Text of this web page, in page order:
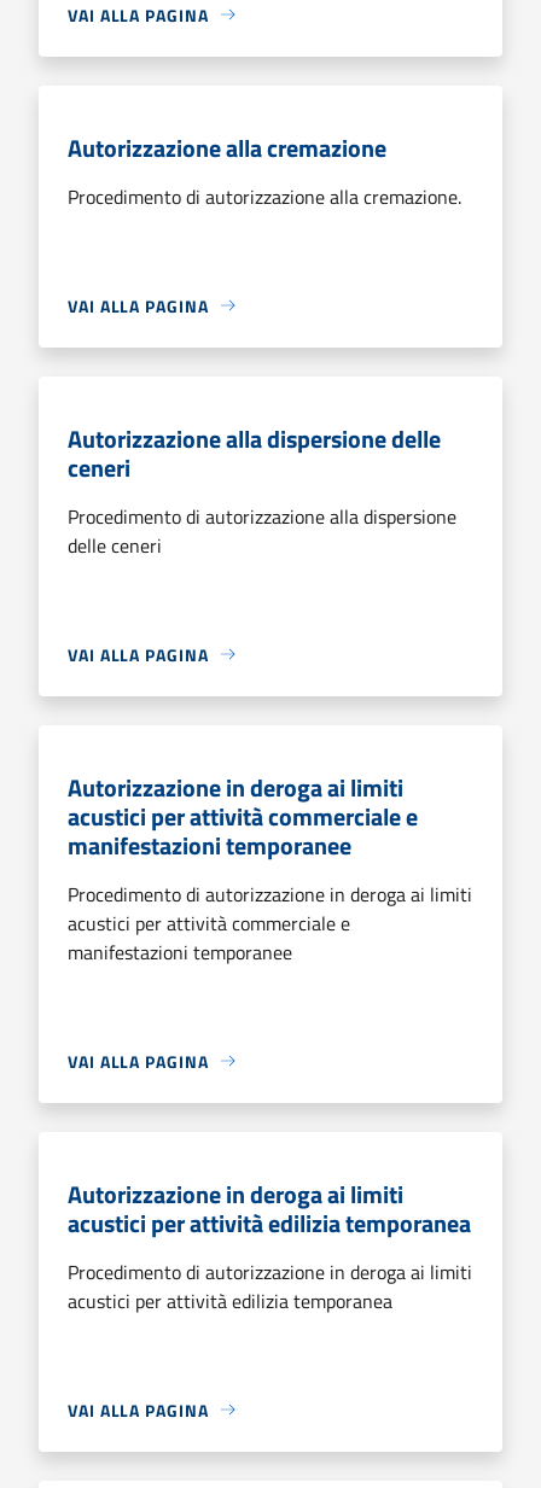
VAI ALLA PAGINA
Autorizzazione alla cremazione
Procedimento di autorizzazione alla cremazione.
VAI ALLA PAGINA
Autorizzazione alla dispersione delle
ceneri
Procedimento di autorizzazione alla dispersione
delle ceneri
VAI ALLA PAGINA
Autorizzazione in deroga ai limiti
acustici per attività commerciale e
manifestazioni temporanee
Procedimento di autorizzazione in deroga ai limiti
acustici per attività commerciale e
manifestazioni temporanee
VAI ALLA PAGINA
Autorizzazione in deroga ai limiti
acustici per attività edilizia temporanea
Procedimento di autorizzazione in deroga ai limiti
acustici per attività edilizia temporanea
VAI ALLA PAGINA